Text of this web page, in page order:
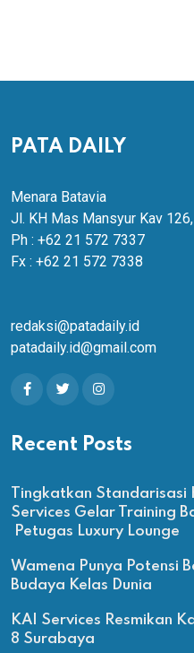
PATA DAILY
Menara Batavia
Jl. KH Mas Mansyur Kav
Ph : +62 21 572 7337
Fx : +62 21 572 7338
redaksi@patadaily.id
patadaily.id@gmail.com
Recent Posts
Tingkatkan Standarisasi
Services Gelar Training
Petugas Luxury Lounge
Wamena Punya Potensi
Budaya Kelas Dunia
KAI Services Resmikan
8 Surabaya